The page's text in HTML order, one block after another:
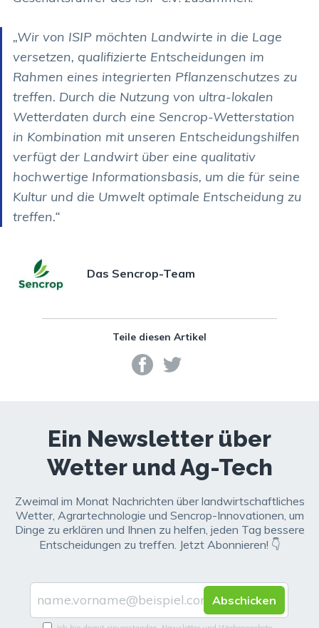
„Wir von ISIP möchten Landwirte in die Lage
versetzen, qualifizierte Entscheidungen im
Rahmen eines integrierten Pflanzenschutzes zu
treffen. Durch die Nutzung von ultra-lokalen
Wetterdaten durch eine Sencrop-Wetterstation
in Kombination mit unseren Entscheidungshilfen
verfügt der Landwirt über eine qualitativ
hochwertige Informationsbasis, um die für seine
Kultur und die Umwelt optimale Entscheidung zu
treffen.“
Das Sencrop-Team
Teile diesen Artikel
Ein Newsletter über
Wetter und Ag-Tech
Zweimal im Monat Nachrichten über landwirtschaftliches
Wetter, Agrartechnologie und Sencrop-Innovationen, um
Dinge zu erklären und Ihnen zu helfen, jeden Tag bessere
Entscheidungen zu treffen. Jetzt Abonnieren! 👇